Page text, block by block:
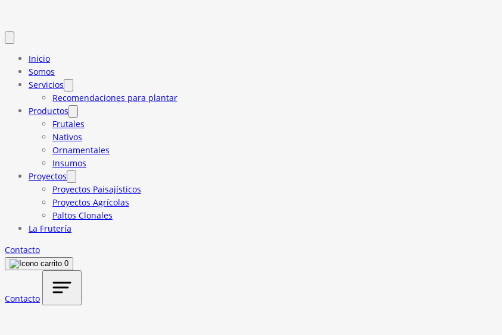
Inicio
Somos
Servicios
Recomendaciones para plantar
Productos
Frutales
Nativos
Ornamentales
Insumos
Proyectos
Proyectos Paisajísticos
Proyectos Agrícolas
Paltos Clonales
La Frutería
Contacto
0
Contacto